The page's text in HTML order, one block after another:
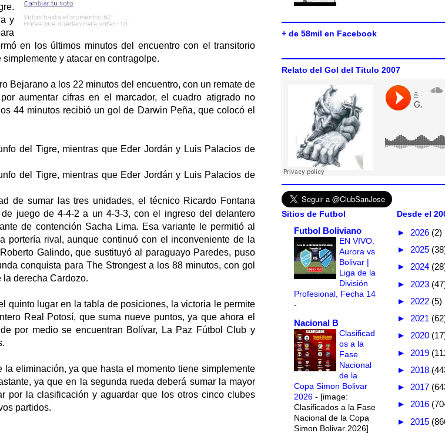
y
en los últimos minutos del encuentro con el transitorio
y atacar en contragolpe.
Bejarano a los 22 minutos del encuentro, con un remate de
aumentar cifras en el marcador, el cuadro atigrado no
44 minutos recibió un gol de Darwin Peña, que colocó el
del Tigre, mientras que Eder Jordán y Luis Palacios de
del Tigre, mientras que Eder Jordán y Luis Palacios de
de sumar las tres unidades, el técnico Ricardo Fontana
juego de 4-4-2 a un 4-3-3, con el ingreso del delantero
de contención Sacha Lima. Esa variante le permitió al
portería rival, aunque continuó con el inconveniente de la
Galindo, que sustituyó al paraguayo Paredes, puso
conquista para The Strongest a los 88 minutos, con gol
derecha Cardozo.
quinto lugar en la tabla de posiciones, la victoria le permite
Real Potosí, que suma nueve puntos, ya que ahora el
por medio se encuentran Bolívar, La Paz Fútbol Club y
la eliminación, ya que hasta el momento tiene simplemente
ya que en la segunda rueda deberá sumar la mayor
por la clasificación y aguardar que los otros cinco clubes
partidos.
+ de 58mil en Facebook
Relato del Gol del Titulo 2007
Sitios de Futbol
Futbol Boliviano
EN VIVO:
Aurora vs
Bolivar |
Liga de la
División
Profesional, Fecha 14
-
Nacional B
Clasificad
os a la
Fase
Nacional
de la
Copa Simon Bolivar
2026 - [image:
Clasificados a la Fase
Nacional de la Copa
Simon Bolivar 2026]
Desde el
► 2026 (2)
► 2025
► 2024
► 2023
► 2022 (5)
► 2021
► 2020
► 2019
► 2018
► 2017
► 2016
► 2015